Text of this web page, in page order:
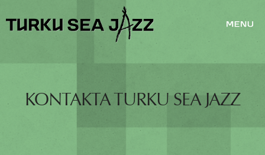
KONTAKTA TURKU SEA JAZZ